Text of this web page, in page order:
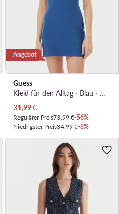
Angebot
Guess
Kleid für den Alltag · Blau · Mini
Aktueller Preis
31,99€
Regulärer Preis73,99 €-56%
Niedrigster Preis34,99 €-8%